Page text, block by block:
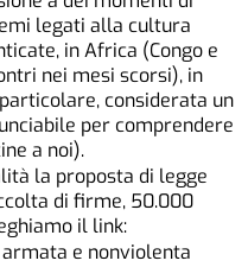
legati alla cultura
in Africa (Congo e
nei mesi scorsi), in
considerata un
per comprendere
a noi).
la proposta di legge
di firme, 50.000
il link:
e nonviolenta